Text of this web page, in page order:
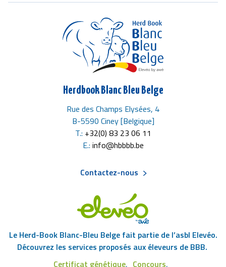
Herdbook Blanc Bleu Belge
Rue des Champs Elysées, 4
B-5590 Ciney [Belgique]
T.: +32(0) 83 23 06 11
E.: info@hbbbb.be
de
Contactez-nous
Le Herd-Book Blanc-Bleu Belge fait partie de l’asbl Elevéo.
Découvrez les services proposés aux éleveurs de BBB.
Certificat génétique
Concours